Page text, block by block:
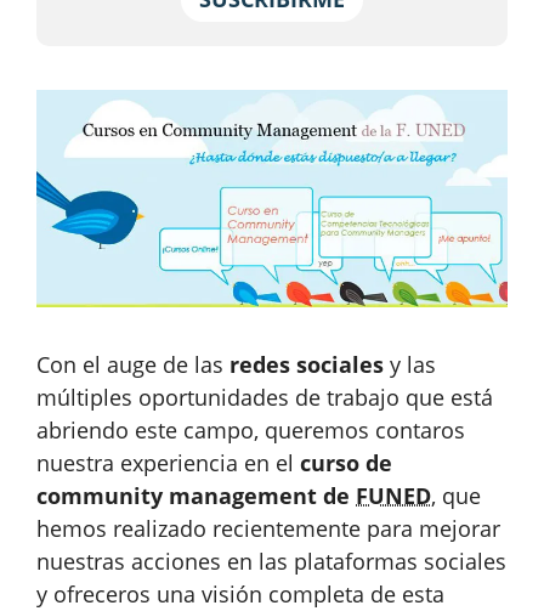
Con el auge de las redes sociales y las
múltiples oportunidades de trabajo que está
abriendo este campo, queremos contaros
nuestra experiencia en el curso de
community management de FUNED, que
hemos realizado recientemente para mejorar
nuestras acciones en las plataformas sociales
y ofreceros una visión completa de esta